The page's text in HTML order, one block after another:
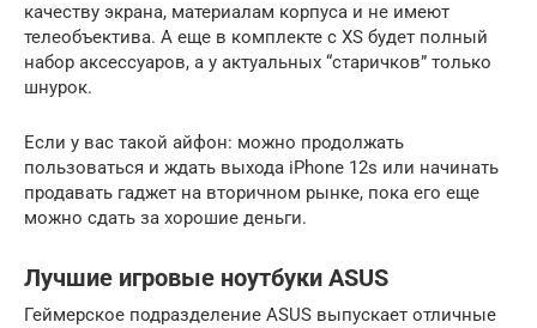
качеству экрана, материалам корпуса и не имеют
телеобъектива. А еще в комплекте с XS будет полный
набор аксессуаров, а у актуальных “старичков” только
шнурок.
Если у вас такой айфон: можно продолжать
пользоваться и ждать выхода iPhone 12s или начинать
продавать гаджет на вторичном рынке, пока его еще
можно сдать за хорошие деньги.
Лучшие игровые ноутбуки ASUS
Геймерское подразделение ASUS выпускает отличные